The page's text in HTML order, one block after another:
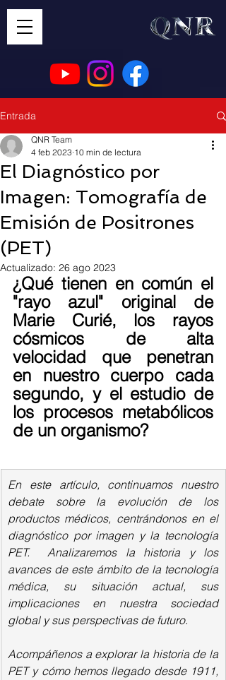
Entrada
El Diagnóstico por
Imagen: Tomografía de
Emisión de Positrones
(PET)
QNR Team
4 feb 2023 10 min de lectura
Actualizado: 26 ago 2023
¿Qué tienen en común el
"rayo azul" original de
Marie Curié, los rayos
cósmicos de alta
velocidad que penetran
en nuestro cuerpo cada
segundo, y el estudio de
los procesos metabólicos
de un organismo?
En este artículo, continuamos nuestro
debate sobre la evolución de los
productos médicos, centrándonos en el
diagnóstico por imagen y la tecnología
PET.  Analizaremos la historia y los
avances de este ámbito de la tecnología
médica, su situación actual, sus
implicaciones en nuestra sociedad
global y sus perspectivas de futuro.
Acompáñenos a explorar la historia de la
PET y cómo hemos llegado desde 1911,